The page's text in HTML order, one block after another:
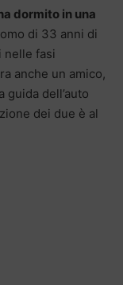
dormito in una
di 33 anni di
nelle fasi
anche un amico,
dell’auto
dei due è al